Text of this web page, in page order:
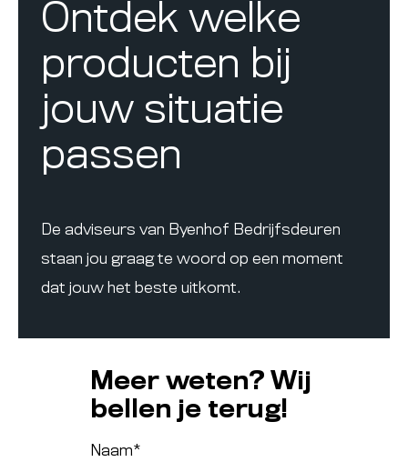
Ontdek welke
producten bij
jouw situatie
passen
De adviseurs van Byenhof Bedrijfsdeuren
staan jou graag te woord op een moment
dat jouw het beste uitkomt.
Meer weten? Wij
bellen je terug!
Naam*